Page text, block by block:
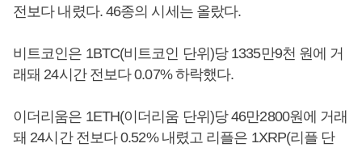
전보다 내렸다. 46종의 시세는 올랐다.
비트코인은 1BTC(비트코인 단위)당 1335만9천 원에 거
래돼 24시간 전보다 0.07% 하락했다.
이더리움은 1ETH(이더리움 단위)당 46만2800원에 거래
돼 24시간 전보다 0.52% 내렸고 리플은 1XRP(리플 단